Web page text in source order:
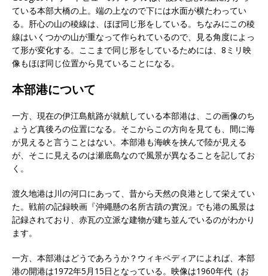
ている本部大橋の上。端の上なので下には水面が横たわってい
る。肝心の山の稜線は、ほぼ同じ形をしている。ちなみにこの稜
線はいくつかの山が重なって作られているので、見る角度によっ
て形が変化する。ここまで同じ形をしているためには、8ミリ映
像もほぼ同じ位置から見ていることになる。
本部港について
一方、現在の伊江島航路が就航している本部港は、この画像のち
ょうど真後ろの位置になる。そこからこの方向を見ても、間に海
が見えると言うことはない。本部港も海峡を挟んで陸が見える
が、そこに見えるのは瀬底島なので風景が異なることを記してお
く。
渡久地港は川の河口にあって、昔から天然の良港として栄えてい
た。戦前の記録映画『沖繩懸の名所古蹟の實況』でも港の風景は
記録されており、赤瓦の立派な建物が建ち並んでいるのがわかり
ます。
一方、本部港はどうであろうか？ウィキペディアによれば、本部
港の開港は1972年5月15日となっている。映像は1960年代（お